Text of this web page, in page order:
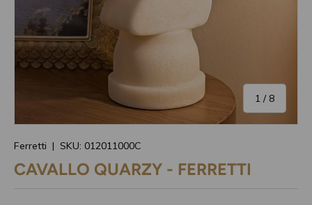
1 / di
8
Ferretti | SKU: 012011000C
CAVALLO QUARZY - FERRETTI